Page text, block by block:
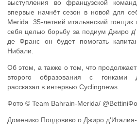
выступления во французской
впервые начнёт сезон в новой для
Merida. 35-летний итальянский гонщик
себя целью борьбу за подиум Джиро
де Франс он будет помогать
Нибали.
Об этом, а также о том, что
второго образования с гонками
рассказал в интервью Cyclingnews.
Фото © Team Bahrain-Merida/
Доменико Поццовиво о Джиро